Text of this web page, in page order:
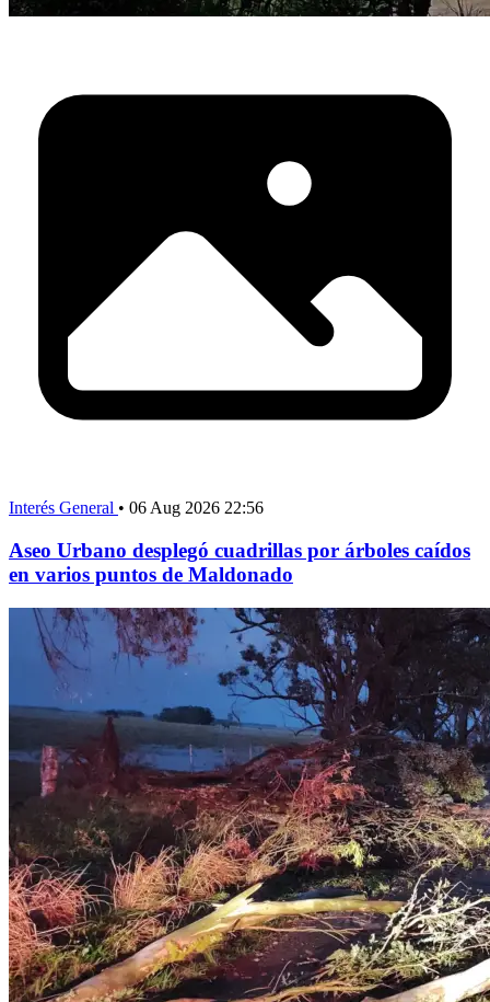
Interés General • 06 Aug 2026 22:56
Aseo Urbano desplegó cuadrillas por árboles caídos
en varios puntos de Maldonado